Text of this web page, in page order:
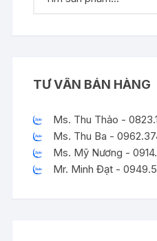
TƯ VẤN BÁN HÀNG
Ms. Thu Thảo -
Ms. Thu Ba -
Ms. Mỹ Nương -
Mr. Minh Đạt -